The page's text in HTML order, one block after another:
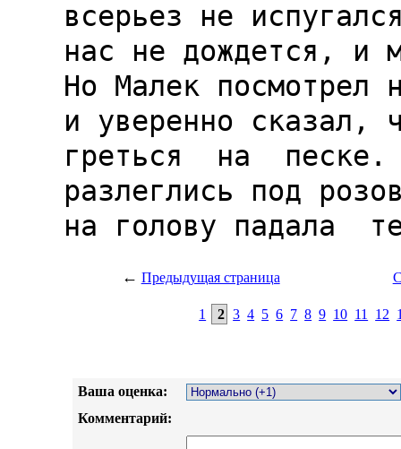
← Предыдущая страница
1 2 3 4 5 6 7 8 9 10 11 12
Ваша оценка:
Комментарий: